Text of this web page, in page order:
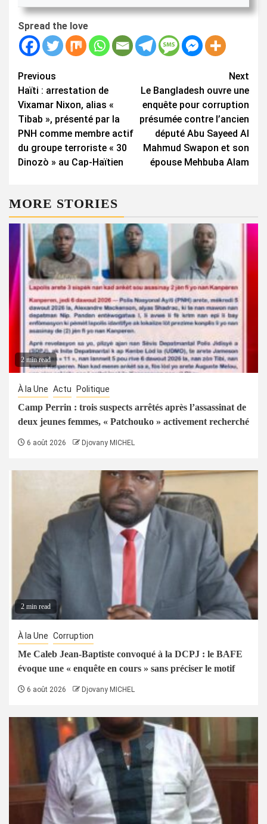
Spread the love
Continue
Reading
Previous
Haïti : arrestation de
Vixamar Nixon, alias «
Tibab », présenté par la
PNH comme membre actif
du groupe terroriste « 30
Dinozò » au Cap-Haïtien
Next
Le Bangladesh ouvre une
enquête pour corruption
présumée contre l’ancien
député Abu Sayeed Al
Mahmud Swapon et son
épouse Mehbuba Alam
MORE STORIES
2 min read
À la Une Actu Politique
Camp Perrin : trois suspects arrêtés après l’assassinat de
deux jeunes femmes, « Patchouko » activement recherché
6 août 2026 Djovany MICHEL
2 min read
À la Une Corruption
Me Caleb Jean-Baptiste convoqué à la DCPJ : le BAFE
évoque une « enquête en cours » sans préciser le motif
6 août 2026 Djovany MICHEL